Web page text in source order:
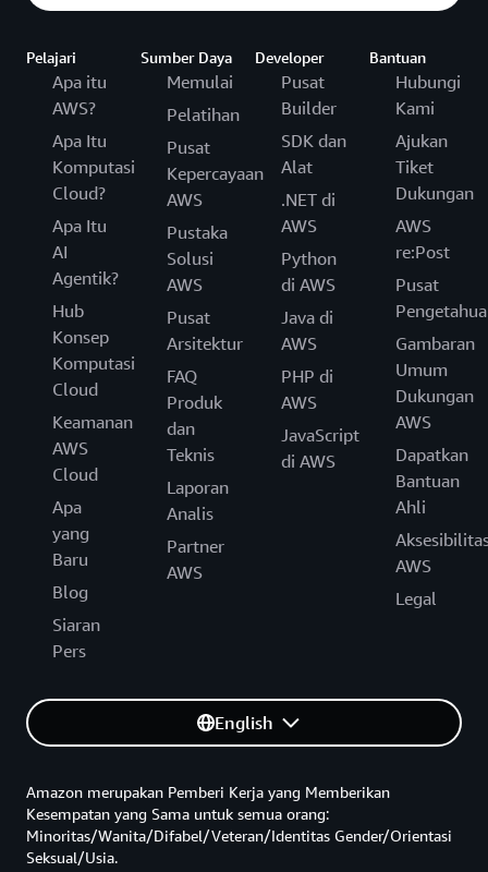
Pelajari
Apa itu
AWS?
Apa Itu
Komputasi
Cloud?
Apa Itu
AI
Agentik?
Hub
Konsep
Komputasi
Cloud
Keamanan
AWS
Cloud
Apa
yang
Baru
Blog
Siaran
Pers
Sumber Daya
Memulai
Pelatihan
Pusat
Kepercayaan
AWS
Pustaka
Solusi
AWS
Pusat
Arsitektur
FAQ
Produk
dan
Teknis
Laporan
Analis
Partner
AWS
Developer
Pusat
Builder
SDK dan
Alat
.NET di
AWS
Python
di AWS
Java di
AWS
PHP di
AWS
JavaScript
di AWS
Bantuan
Hubungi
Kami
Ajukan
Tiket
Dukungan
AWS
re:Post
Pusat
Gambaran
Umum
Dukungan
AWS
Dapatkan
Bantuan
Ahli
AWS
Legal
English
Amazon merupakan Pemberi Kerja yang Memberikan
Kesempatan yang Sama untuk semua orang:
Minoritas/Wanita/Difabel/Veteran/Identitas Gender/Orientasi
Seksual/Usia.